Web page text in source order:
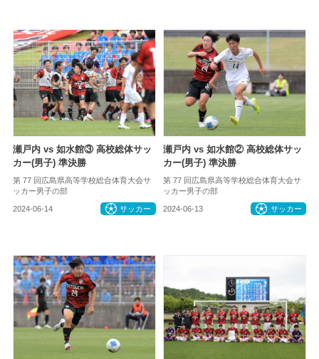
瀬戸内 vs 如水館③ 高校総体サッ
カー(男子) 準決勝
第 77 回広島県高等学校総合体育大会サ
ッカー男子の部
2024-06-14 サッカー
瀬戸内 vs 如水館② 高校総体サッ
カー(男子) 準決勝
第 77 回広島県高等学校総合体育大会サ
ッカー男子の部
2024-06-13 サッカー